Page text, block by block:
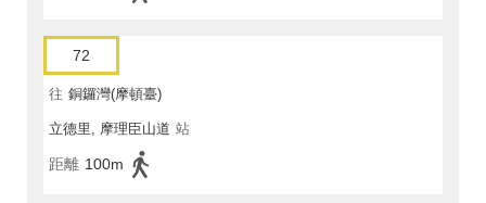
72
往 銅鑼灣(摩頓臺)
立德里, 摩理臣山道 站
距離 100m